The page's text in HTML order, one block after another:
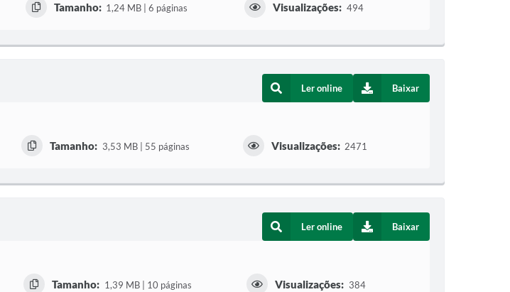
Tamanho: 1,24 MB | 6 páginas Visualizações: 494
Ler online Baixar
Tamanho: 3,53 MB | 55 páginas Visualizações: 2471
Ler online Baixar
Tamanho: 1,39 MB | 10 páginas Visualizações: 384